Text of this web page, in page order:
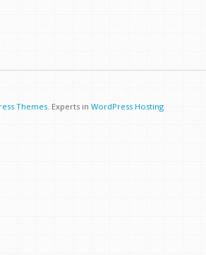
Themes. Experts in WordPress Hosting